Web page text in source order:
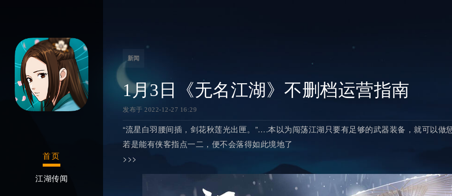
首页
江湖传闻
新闻
1月3日《无名江湖》不删档运营指南
发布于 2022-12-27 16:29
“流星白羽腰间插，剑花秋莲光出匣。”….本以为闯荡江湖只要有足够的武器装备，就可以
若是能有侠客指点一二，便不会落得如此境地了
>>>